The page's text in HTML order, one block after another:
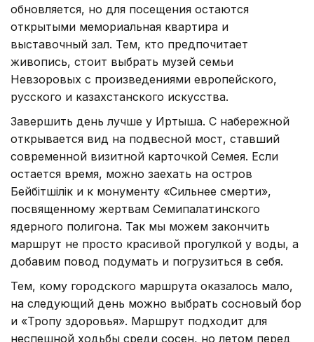
обновляется, но для посещения остаются
открытыми мемориальная квартира и
выставочный зал. Тем, кто предпочитает
живопись, стоит выбрать музей семьи
Невзоровых с произведениями европейского,
русского и казахстанского искусства.
Завершить день лучше у Иртыша. С набережной
открывается вид на подвесной мост, ставший
современной визитной карточкой Семея. Если
остается время, можно заехать на остров
Бейбітшілік и к монументу «Сильнее смерти»,
посвященному жертвам Семипалатинского
ядерного полигона. Так мы можем закончить
маршрут не просто красивой прогулкой у воды, а
добавим повод подумать и погрузиться в себя.
Тем, кому городского маршрута оказалось мало,
на следующий день можно выбрать сосновый бор
и «Тропу здоровья». Маршрут подходит для
неспешной ходьбы среди сосен, но летом перед